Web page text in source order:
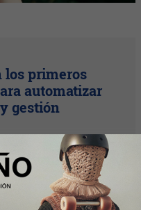
los primeros
automatizar
gestión